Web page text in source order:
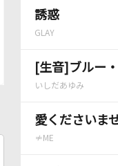
誘惑
GLAY
[生音]ブルー
いしだあゆみ
愛くださいま
≠ME